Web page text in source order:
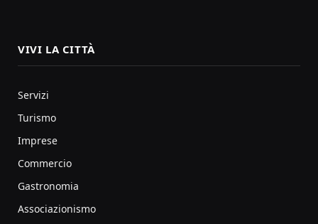
VIVI LA CITTÀ
Servizi
Turismo
Imprese
Commercio
Gastronomia
Associazionismo